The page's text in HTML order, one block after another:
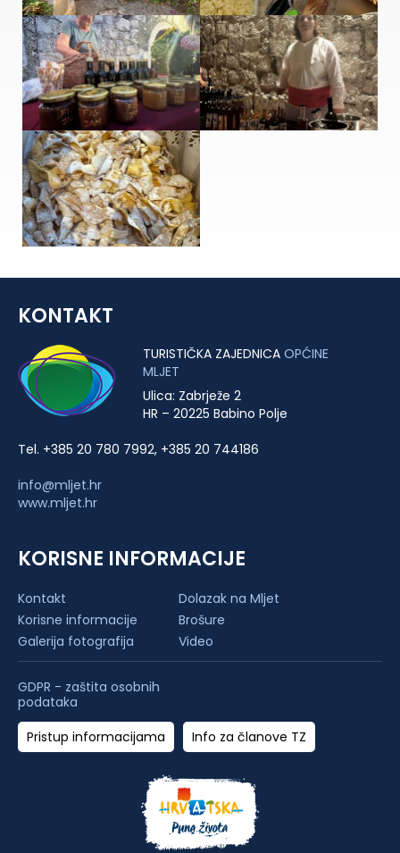
KONTAKT
TURISTIČKA ZAJEDNICA OPĆINE
MLJET
Ulica: Zabrježe 2
HR – 20225 Babino Polje
Tel. +385 20 780 7992, +385 20 744186
info@mljet.hr
www.mljet.hr
KORISNE INFORMACIJE
Kontakt
Dolazak na Mljet
Korisne informacije
Brošure
Galerija fotografija
Video
GDPR - zaštita osobnih
podataka
Pristup informacijama
Info za članove TZ